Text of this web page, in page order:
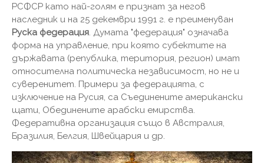
РСФСР като най-голям е признат за негов
наследник и на 25 декември 1991 г. е преименуван
Руска федерация. Думата "федерация" означава
форма на управление, при която субектите на
държавата (република, територия, регион) имат
относителна политическа независимост, но не и
суверенитет. Примери за федерацията, с
изключение на Русия, са Съединените американски
щати, Обединените арабски емирства.
Федеративна организация също в Австралия,
Бразилия, Белгия, Швейцария и др.